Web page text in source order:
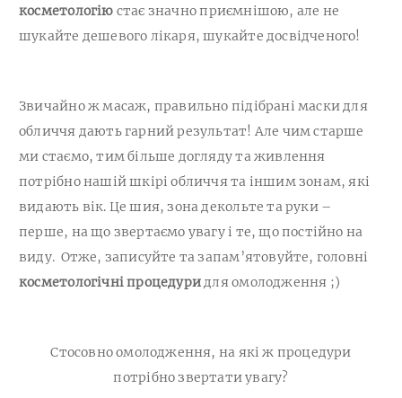
косметологію стає значно приємнішою, але не
шукайте дешевого лікаря, шукайте досвідченого!
Звичайно ж масаж, правильно підібрані маски для
обличчя дають гарний результат! Але чим старше
ми стаємо, тим більше догляду та живлення
потрібно нашій шкірі обличчя та іншим зонам, які
видають вік. Це шия, зона декольте та руки –
перше, на що звертаємо увагу і те, що постійно на
виду. Отже, записуйте та запам’ятовуйте, головні
косметологічні процедуридля омолодження ;)
Стосовно омолодження, на які ж процедури
потрібно звертати увагу?